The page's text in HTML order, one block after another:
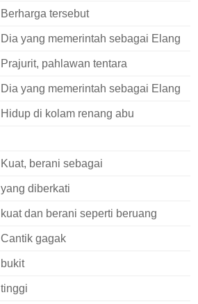
Berharga tersebut
Dia yang memerintah sebagai Elang
Prajurit, pahlawan tentara
Dia yang memerintah sebagai Elang
Hidup di kolam renang abu
Kuat, berani sebagai
yang diberkati
kuat dan berani seperti beruang
Cantik gagak
bukit
tinggi